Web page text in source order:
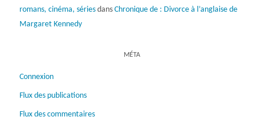
romans, cinéma, sériesdans Chronique de : Divorce à l’anglaise de
Margaret Kennedy
MÉTA
Connexion
Flux des publications
Flux des commentaires